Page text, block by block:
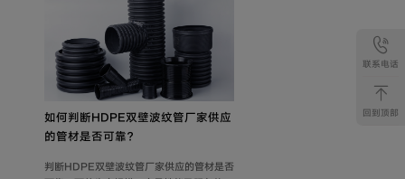
如何判断HDPE双壁波纹管厂家供应
的管材是否可靠？
判断HDPE双壁波纹管厂家供应的管材是否
联系电话
回到顶部